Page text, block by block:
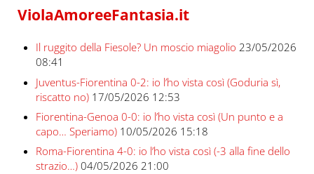
ViolaAmoreeFantasia.it
Il ruggito della Fiesole? Un moscio miagolio 23/05/2026
08:41
Juventus-Fiorentina 0-2: io l’ho vista così (Goduria sì,
riscatto no) 17/05/2026 12:53
Fiorentina-Genoa 0-0: io l’ho vista così (Un punto e a
capo… Speriamo) 10/05/2026 15:18
Roma-Fiorentina 4-0: io l’ho vista così (-3 alla fine dello
strazio…) 04/05/2026 21:00